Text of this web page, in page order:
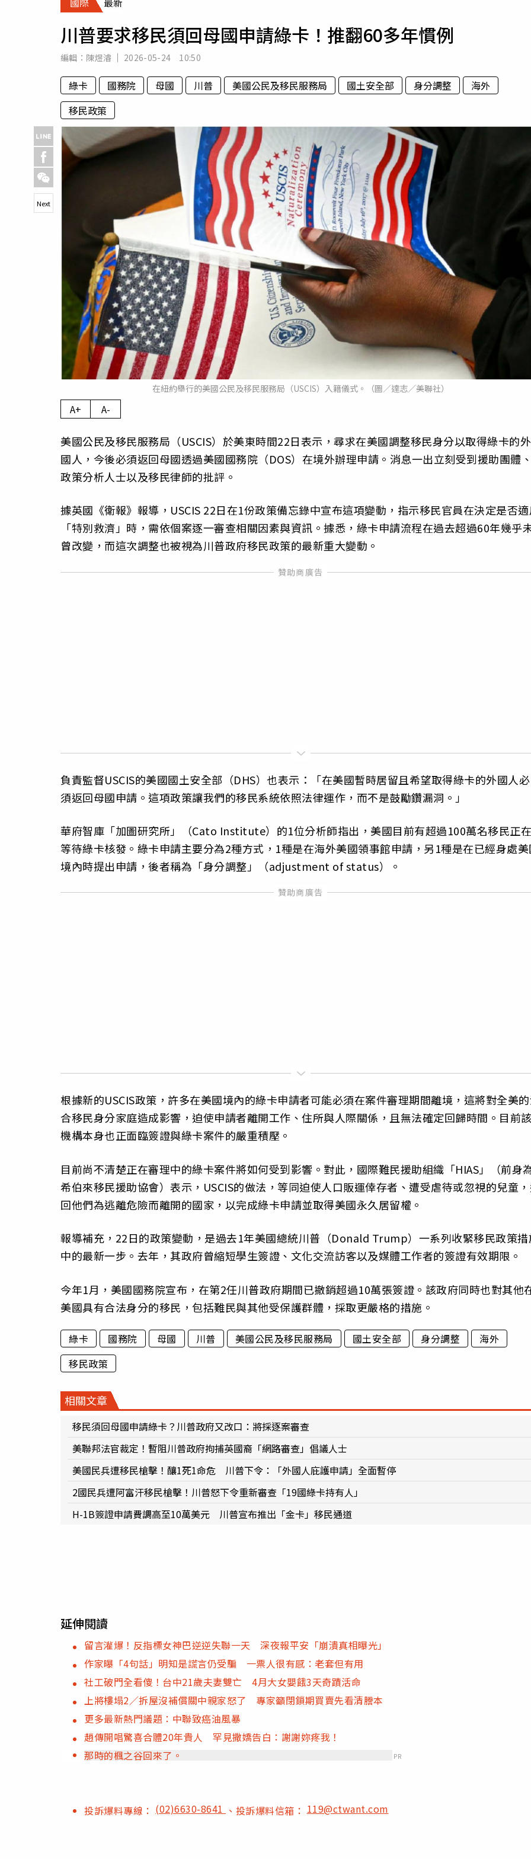
專欄
房產新勢力
運勢
梅酒
川普要求移民須回母國申請綠卡！推翻60多年慣例
編輯： 陳煜濬 2026-05-24 10:50
綠卡 國務院 母國 川普 美國公民及移民服務局 國土安全部 身分調整
海外
移民政策
在紐約舉行的美國公民及移民服務局（USCIS）入籍儀式。（圖／達志／美聯社）
Next
A+ A-
美國公民及移民服務局（USCIS）於美東時間22日表示，尋求在美國調整移民身分以取得綠卡的外
國人，今後必須返回母國透過美國國務院（DOS）在境外辦理申請。消息一出立刻受到援助團體
政策分析人士以及移民律師的批評。
據英國《衛報》報導，USCIS 22日在1份政策備忘錄中宣布這項變動，指示移民官員在決定是否
「特別救濟」時，需依個案逐一審查相關因素與資訊。據悉，綠卡申請流程在過去超過60年幾乎
曾改變，而這次調整也被視為川普政府移民政策的最新重大變動。
負責監督USCIS的美國國土安全部（DHS）也表示：「在美國暫時居留且希望取得綠卡的外國人必
須返回母國申請。這項政策讓我們的移民系統依照法律運作，而不是鼓勵鑽漏洞。」
華府智庫「加圖研究所」（Cato Institute）的1位分析師指出，美國目前有超過100萬名移民正在
等待綠卡核發。綠卡申請主要分為2種方式，1種是在海外美國領事館申請，另1種是在已經身處
境內時提出申請，後者稱為「身分調整」（adjustment of status）。
根據新的USCIS政策，許多在美國境內的綠卡申請者可能必須在案件審理期間離境，這將對全美
合移民身分家庭造成影響，迫使申請者離開工作、住所與人際關係，且無法確定回歸時間。目前
機構本身也正面臨簽證與綠卡案件的嚴重積壓。
目前尚不清楚正在審理中的綠卡案件將如何受到影響。對此，國際難民援助組織「HIAS」（前身
希伯來移民援助協會）表示，USCIS的做法，等同迫使人口販運倖存者、遭受虐待或忽視的兒童
回他們為逃離危險而離開的國家，以完成綠卡申請並取得美國永久居留權。
報導補充，22日的政策變動，是過去1年美國總統川普（Donald Trump）一系列收緊移民政策措
中的最新一步。去年，其政府曾縮短學生簽證、文化交流訪客以及媒體工作者的簽證有效期限。
今年1月，美國國務院宣布，在第2任川普政府期間已撤銷超過10萬張簽證。該政府同時也對其他
美國具有合法身分的移民，包括難民與其他受保護群體，採取更嚴格的措施。
綠卡 國務院 母國 川普 美國公民及移民服務局 國土安全部 身分調整
海外
移民政策
相關文章
移民須回母國申請綠卡？川普政府又改口：將採逐案審查
美聯邦法官裁定！暫阻川普政府拘捕英國裔「網路審查」倡議人士
美國民兵遭移民槍擊！釀1死1命危 川普下令：「外國人庇護申請」全面暫停
2國民兵遭阿富汗移民槍擊！川普怒下令重新審查「19國綠卡持有人」
H-1B簽證申請費調高至10萬美元 川普宣布推出「金卡」移民通道
延伸閱讀
留言灌爆！反指標女神巴逆逆失聯一天 深夜報平安「崩潰真相曝光」
作家曝「4句話」明知是謊言仍受騙 一票人很有感：老套但有用
社工破門全看傻！台中21歲夫妻雙亡 4月大女嬰餓3天奇蹟活命
上將樓塌2／拆屋沒補償關中親家怒了 專家籲閉鎖期買賣先看清謄本
更多最新熱門議題：中聯致癌油風暴
趙傳開唱驚喜合體20年貴人 罕見撒嬌告白：謝謝妳疼我！
那時的楓之谷回來了。
PR
投訴爆料專線： (02)6630-8641 、投訴爆料信箱：119@ctwant.com